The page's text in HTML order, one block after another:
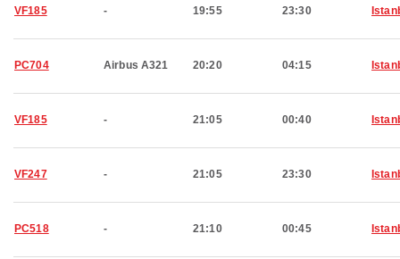
VF185 - 19:55 23:30
PC704 Airbus A321 20:20 04:15
VF185 - 21:05 00:40
VF247 - 21:05 23:30
PC518 - 21:10 00:45